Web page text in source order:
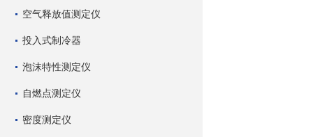
空气释放值测定仪
投入式制冷器
泡沫特性测定仪
自燃点测定仪
密度测定仪